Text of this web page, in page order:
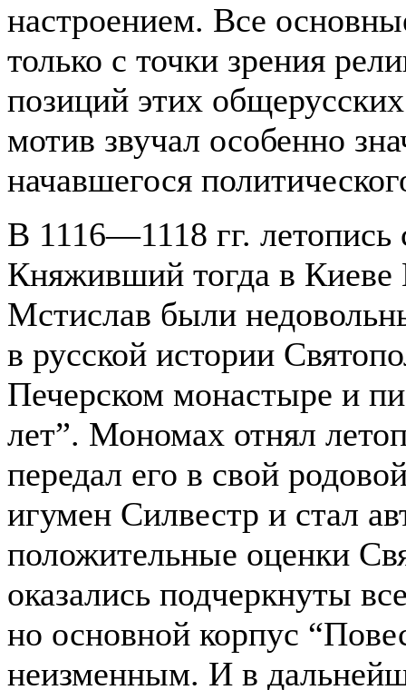
настроением. Все
только с точки зрения
позиций этих
мотив звучал особенно
начавшегося
В 1116—1118 гг.
Княживший тогда в
Мстислав были
в русской истории
Печерском монастыре и
лет”. Мономах отнял
передал его в свой
игумен Силвестр и стал
положительные оценки
оказались подчеркнуты
но основной корпус
неизменным. И в